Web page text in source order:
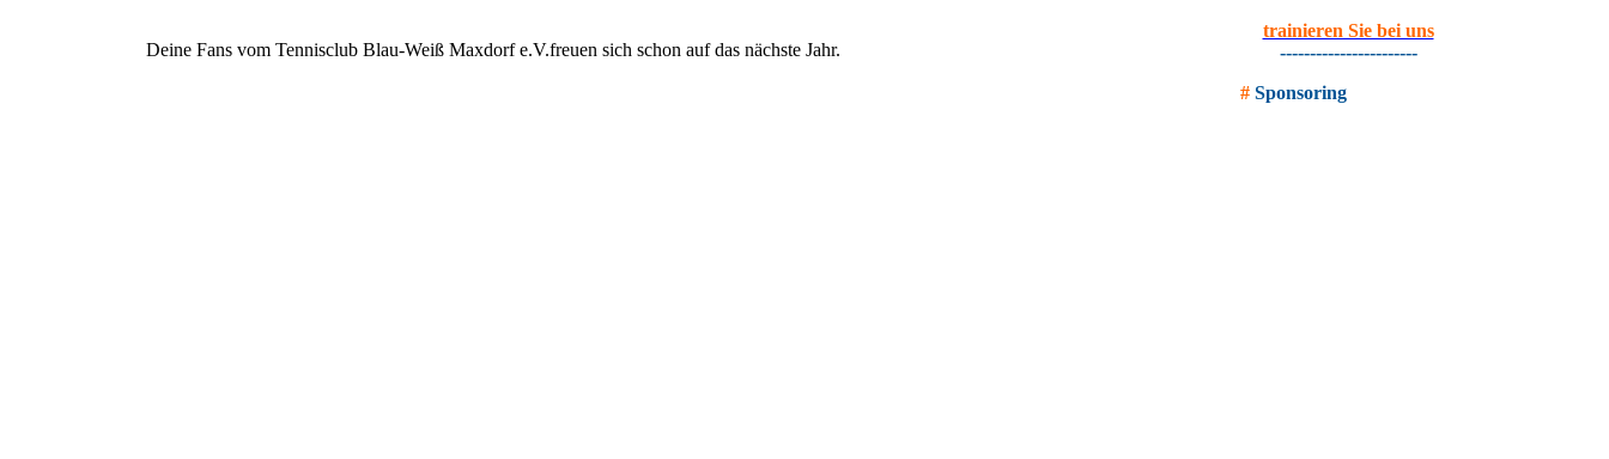
Deine Fans vom Tennisclub Blau-Weiß Maxdorf e.V.freuen sich schon auf das nächste Jahr.
trainieren Sie bei uns
-----------------------
# Sponsoring